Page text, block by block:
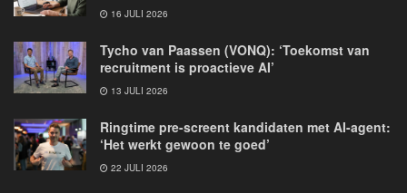
16 JULI 2026
Tycho van Paassen (VONQ): ‘Toekomst van
recruitment is proactieve AI’
13 JULI 2026
Ringtime pre-screent kandidaten met AI-agent:
‘Het werkt gewoon te goed’
22 JULI 2026